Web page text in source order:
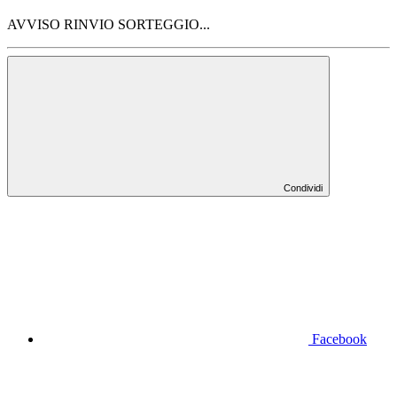
AVVISO RINVIO SORTEGGIO...
Condividi
Facebook